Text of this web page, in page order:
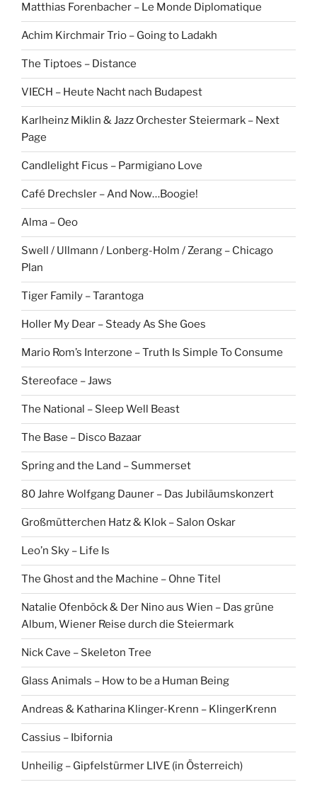
Matthias Forenbacher – Le Monde Diplomatique
Achim Kirchmair Trio – Going to Ladakh
The Tiptoes – Distance
VIECH – Heute Nacht nach Budapest
Karlheinz Miklin & Jazz Orchester Steiermark – Next
Page
Candlelight Ficus – Parmigiano Love
Café Drechsler – And Now…Boogie!
Alma – Oeo
Swell / Ullmann / Lonberg-Holm / Zerang – Chicago
Plan
Tiger Family – Tarantoga
Holler My Dear – Steady As She Goes
Mario Rom’s Interzone – Truth Is Simple To Consume
Stereoface – Jaws
The National – Sleep Well Beast
The Base – Disco Bazaar
Spring and the Land – Summerset
80 Jahre Wolfgang Dauner – Das Jubiläumskonzert
Großmütterchen Hatz & Klok – Salon Oskar
Leo’n Sky – Life Is
The Ghost and the Machine – Ohne Titel
Natalie Ofenböck & Der Nino aus Wien – Das grüne
Album, Wiener Reise durch die Steiermark
Nick Cave – Skeleton Tree
Glass Animals – How to be a Human Being
Andreas & Katharina Klinger-Krenn – KlingerKrenn
Cassius – Ibifornia
Unheilig – Gipfelstürmer LIVE (in Österreich)